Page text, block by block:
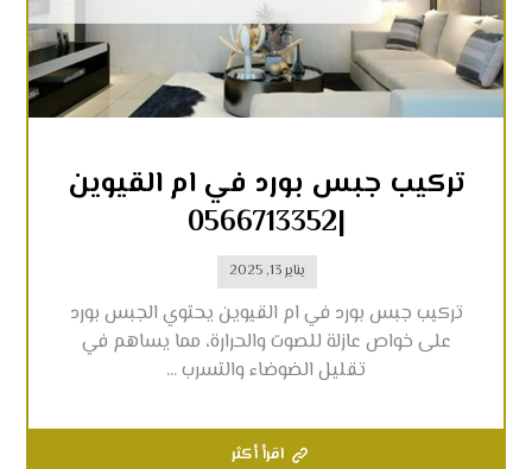
تركيب جبس بورد في ام القيوين
|0566713352
يناير 13, 2025
تركيب جبس بورد في ام القيوين يحتوي الجبس بورد
على خواص عازلة للصوت والحرارة، مما يساهم في
تقليل الضوضاء والتسرب ...
اقرأ أكثر